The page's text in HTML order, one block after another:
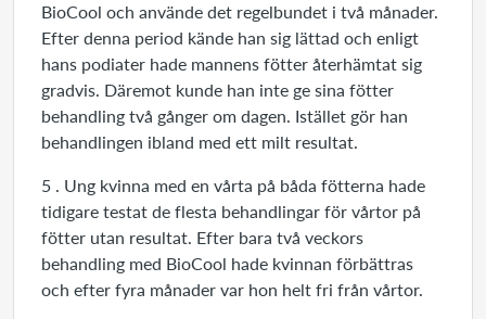
BioCool och använde det regelbundet i två månader.
Efter denna period kände han sig lättad och enligt
hans podiater hade mannens fötter återhämtat sig
gradvis. Däremot kunde han inte ge sina fötter
behandling två gånger om dagen. Istället gör han
behandlingen ibland med ett milt resultat.
5 . Ung kvinna med en vårta på båda fötterna hade
tidigare testat de flesta behandlingar för vårtor på
fötter utan resultat. Efter bara två veckors
behandling med BioCool hade kvinnan förbättras
och efter fyra månader var hon helt fri från vårtor.